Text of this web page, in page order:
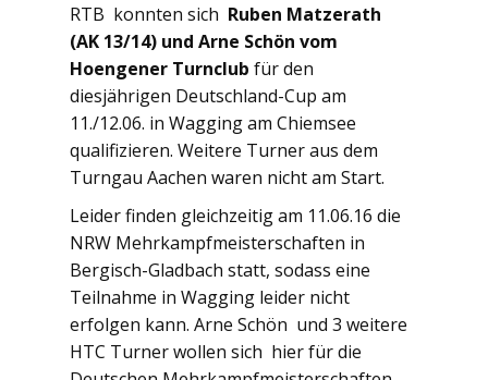
RTB konnten sich Ruben Matzerath
(AK 13/14) und Arne Schön vom
Hoengener Turnclub für den
diesjährigen Deutschland-Cup am
11./12.06. in Wagging am Chiemsee
qualifizieren. Weitere Turner aus dem
Turngau Aachen waren nicht am Start.
Leider finden gleichzeitig am 11.06.16 die
NRW Mehrkampfmeisterschaften in
Bergisch-Gladbach statt, sodass eine
Teilnahme in Wagging leider nicht
erfolgen kann. Arne Schön und 3 weitere
HTC Turner wollen sich hier für die